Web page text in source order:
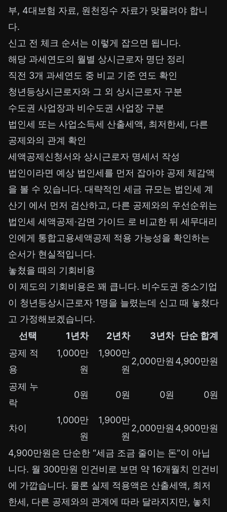
부, 4대보험 자료, 원천징수 자료가 맞물려야 합니
다.
신고 전 체크 순서는 이렇게 잡으면 됩니다.
해당 과세연도의 월별 상시근로자 명단 정리
직전 3개 과세연도 중 비교 기준 연도 확인
청년등상시근로자와 그 외 상시근로자 구분
수도권 사업장과 비수도권 사업장 구분
법인세 또는 사업소득세 산출세액, 최저한세, 다른
공제와의 관계 확인
세액공제신청서와 상시근로자 명세서 작성
법인이라면 예상 법인세를 먼저 잡아야 공제 체감액
을 볼 수 있습니다. 대략적인 세금 규모는 법인세 계
산기 에서 먼저 검산하고, 다른 공제와의 우선순위는
법인세 세액공제·감면 가이드 로 비교한 뒤 세무대리
인에게 통합고용세액공제 적용 가능성을 확인하는
순서가 현실적입니다.
놓쳤을 때의 기회비용
이 제도의 기회비용은 꽤 큽니다. 비수도권 중소기업
이 청년등상시근로자 1명을 늘렸는데 신고 때 놓쳤다
고 가정해보겠습니다.
선택
1년차 2년차 3년차
단순 합계
공제 적
용
1,000만
원
1,900만
원
2,000만원 4,900만원
공제 누
락
0원 0원 0원 0원
차이
1,000만
원
1,900만
원
2,000만원 4,900만원
4,900만원은 단순한 “세금 조금 줄이는 돈”이 아닙
니다. 월 300만원 인건비로 보면 약 16개월치 인건비
에 가깝습니다. 물론 실제 적용액은 산출세액, 최저
한세, 다른 공제와의 관계에 따라 달라지지만, 놓치